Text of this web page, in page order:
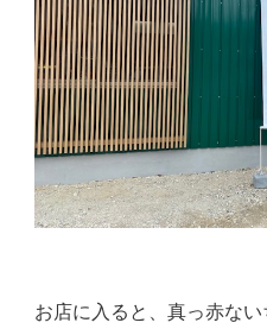
お店に入ると、真っ赤ない